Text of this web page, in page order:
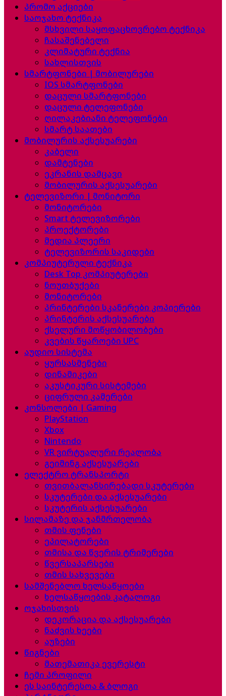
პრომო აქციები
საოჯახო ტექნიკა
მსხვილი საყოფაცხოვრებო ტექნიკა
ჩასაშენებელი
კლიმატური ტექნია
სახლისთვის
სმარტფონები | მობილურები
IOS სმარტფონები
დაცული სმარტფონები
დაცული ტელეფონები
ღილაკებიანი ტელეფონები
სმარტ საათები
მობილურის აქსესუარები
კაბელი
დამტენები
ეკრანის დამცავი
მობილურის აქსესუარები
ტელევიზორი | მონიტორი
მონიტორები
Smart ტელევიზორები
პროექტორები
მედია პლეერი
ტელევიზორის საკიდები
კომპიუტერული ტექნიკა
Desk Top კომპიუტერები
ნოუთბუქები
მონიტორები
პრინტერები სკანერები კოპიერები
პრინტერის აქსესუარები
ქსელური მოწყობილობები
კვების წყაროები UPC
აუდიო სისტემა
ყურსასმენები
დინამიკები
აკუსტიკური სისტემები
ციფრული კამერები
კონსოლები | Gaming
PlayStation
Xbox
Nintendo
VR ვირტუალური რეალობა
გეიმინგ აქსესუარები
ელექტრო ტრანსპორტი
თვითბალანსირებადი სკუტერები
სკუტერები და აქსესუარები
სკუტერის აქსესუარები
სილამაზე და ჯანმრთელობა
თმის ფენები
ეპილატორები
თმისა და წვერის ტრიმერები
წვერსაპარსები
თმის სახვევები
სამშენებლო ხელსაწყოები
ხელსაწყოების კატალოგი
ოჯახისთვის
დეკორაცია და აქსესუარები
ნაძვის ხეები
აუზები
წიგნები
მათემათიკა ევერესტი
ჩემი პროფილი
ეს საინტერესოა & ბლოგი